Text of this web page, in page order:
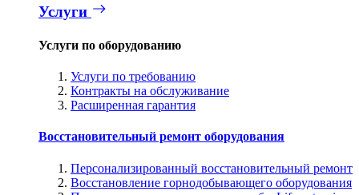
Услуги
Услуги по оборудованию
Услуги по требованию
Контракты на обслуживание
Расширенная гарантия
Восстановительный ремонт оборудования
Персонализированный восстановительный ремонт
Восстановление горнодобывающего оборудования